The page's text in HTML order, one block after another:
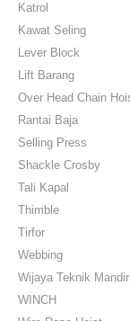
Katrol
Kawat Seling
Lever Block
Lift Barang
Over Head Chain
Rantai Baja
Selling Press
Shackle Crosby
Tali Kapal
Thimble
Tirfor
Webbing
Wijaya Teknik Mandiri
WINCH